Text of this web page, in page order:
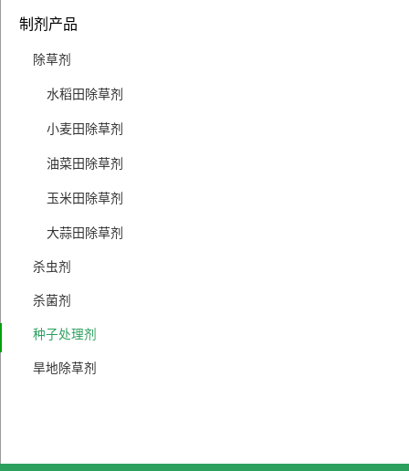
制剂产品
除草剂
水稻田除草剂
小麦田除草剂
油菜田除草剂
玉米田除草剂
大蒜田除草剂
杀虫剂
杀菌剂
种子处理剂
旱地除草剂